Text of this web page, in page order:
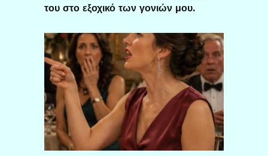
του στο εξοχικό των γονιών μου.